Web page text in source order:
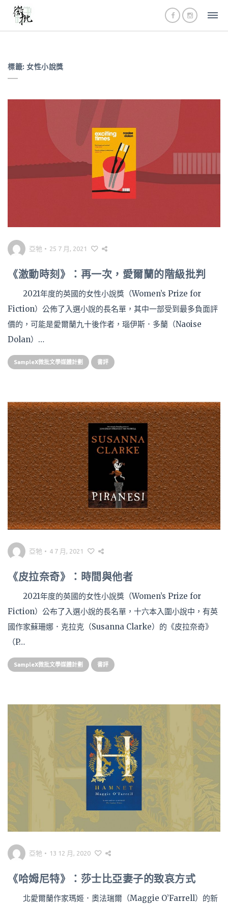
標籤: 女性小說獎
亞牠 • 25 7 月, 2021
《激動時刻》：再一次，愛爾蘭的階級批判
2021年度的英國的女性小說獎（Women’s Prize for
Fiction）公佈了入選小說的長名單，其中一部受到最多負面評
價的，可能是愛爾蘭九十後作者，瑙伊斯．多蘭（Naoise
Dolan）…
SampleX微批文學媒體計劃 書評
亞牠 • 4 7 月, 2021
《皮拉奈奇》：時間與他者
2021年度的英國的女性小說獎（Women’s Prize for
Fiction）公布了入選小說的長名單，十六本入圍小說中，有英
國作家蘇珊娜．克拉克（Susanna Clarke）的《皮拉奈奇》
（P…
SampleX微批文學媒體計劃 書評
亞牠 • 13 12 月, 2020
《哈姆尼特》：莎士比亞妻子的致哀方式
北愛爾蘭作家瑪姬．奧法瑞爾（Maggie O’Farrell）的新